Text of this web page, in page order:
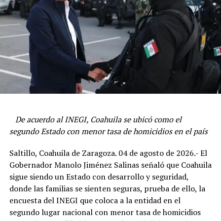
“Viene una inversión muy importante en materia social
para los sectores sociales de esta región”, indicó.
y recalcó que cuando todo esté listo se anunciarán.
que las empresas que están en Coahuila sigan creciendo,
y para que nuevas empresas nacionales y extranjeras
encuentren en nuestro estado el mejor para invertir de
todo México”, mencionó.
Recordó que apenas ayer se anunció un programa de
Manolo Jiménez exhortó a los funcionarios a mantener
distintivo de su gobierno y que ha ayudado a mantener
excelentes indicadores en todos los sectores de la
Destacó que a dos años y medio del inicio de su gestión,
se siguen robusteciendo las distintas dependencias e
instancias estatales con trabajo en equipo y transversal
que beneficia a las y los coahuilenses.
De acuerdo al INEGI, Coahuila se ubicó como el
segundo Estado con menor tasa de homicidios en el país
Saltillo, Coahuila de Zaragoza. 04 de agosto de 2026.- El
Gobernador Manolo Jiménez Salinas señaló que Coahuila
sigue siendo un Estado con desarrollo y seguridad,
donde las familias se sienten seguras, prueba de ello, la
encuesta del INEGI que coloca a la entidad en el
segundo lugar nacional con menor tasa de homicidios